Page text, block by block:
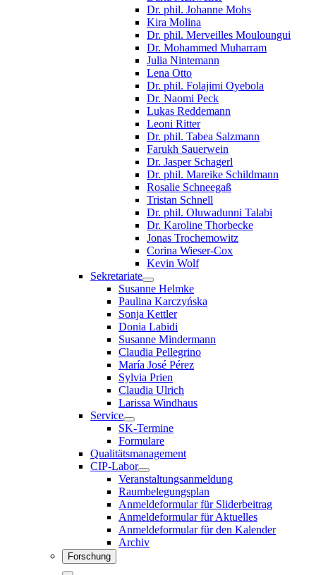
Dr. phil. Johanne Mohs
Kira Molina
Dr. phil. Merveilles Mouloungui
Dr. Mohammed Muharram
Julia Nintemann
Lena Otto
Dr. phil. Folajimi Oyebola
Dr. Naomi Peck
Lukas Reddemann
Leoni Ritter
Dr. phil. Tabea Salzmann
Farukh Sauerwein
Dr. Jasper Schagerl
Dr. phil. Mareike Schildmann
Rosalie Schneegaß
Tristan Schnell
Dr. phil. Oluwadunni Talabi
Dr. Karoline Thorbecke
Jonas Trochemowitz
Corina Wieser-Cox
Kevin Wolf
Sekretariate
Susanne Helmke
Paulina Karczyńska
Sonja Kettler
Donia Labidi
Susanne Mindermann
Claudia Pellegrino
María José Pérez
Sylvia Prien
Claudia Ulrich
Larissa Windhaus
Service
SK-Termine
Formulare
Qualitätsmanagement
CIP-Labor
Veranstaltungsanmeldung
Raumbelegungsplan
Anmeldeformular für Sliderbeitrag
Anmeldeformular für Aktuelles
Anmeldeformular für den Kalender
Archiv
Forschung